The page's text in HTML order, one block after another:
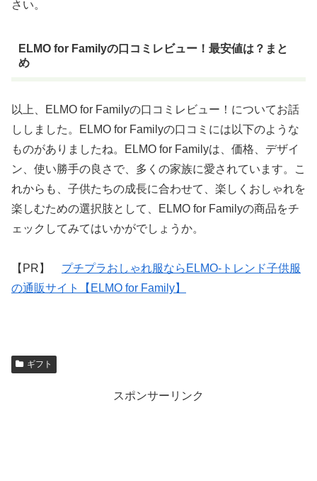
さい。
ELMO for Familyの口コミレビュー！最安値は？まと
め
以上、ELMO for Familyの口コミレビュー！についてお話
ししました。ELMO for Familyの口コミには以下のような
ものがありましたね。ELMO for Familyは、価格、デザイ
ン、使い勝手の良さで、多くの家族に愛されています。こ
れからも、子供たちの成長に合わせて、楽しくおしゃれを
楽しむための選択肢として、ELMO for Familyの商品をチ
ェックしてみてはいかがでしょうか。
【PR】 プチプラおしゃれ服ならELMO-トレンド子供服
の通販サイト【ELMO for Family】
ギフト
スポンサーリンク